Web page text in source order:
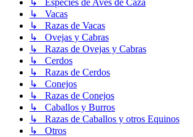
↳ Especies de Aves de Caza
↳ Vacas
↳ Razas de Vacas
↳ Ovejas y Cabras
↳ Razas de Ovejas y Cabras
↳ Cerdos
↳ Razas de Cerdos
↳ Conejos
↳ Razas de Conejos
↳ Caballos y Burros
↳ Razas de Caballos y otros Equinos
↳ Otros